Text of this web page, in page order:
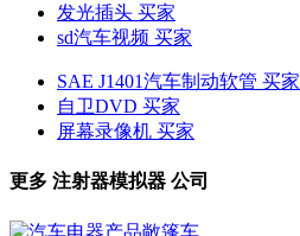
发光插头 买家
sd汽车视频 买家
SAE J1401汽车制动软管 买家
自卫DVD 买家
屏幕录像机 买家
更多 注射器模拟器 公司